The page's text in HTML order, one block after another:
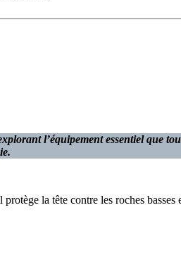
l’équipement essentiel que
la tête contre les roches